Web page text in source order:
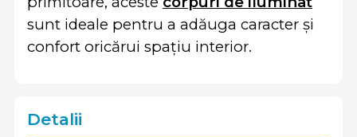
sunt ideale pentru a adăuga caracter și
confort oricărui spațiu interior.
Detalii